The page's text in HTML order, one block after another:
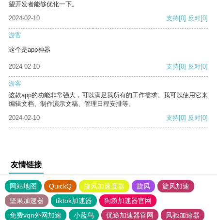
望开发者能够优化一下。
2024-02-10
支持[0] 反对[0]
游客
这个是app神器
2024-02-10 支持[0] 反对[0]
游客
这款app的功能非常强大，可以满足我所有的工作需求。我可以使用它来
编辑文档、制作演示文稿、管理日程安排等。
2024-02-10
支持[0] 反对[0]
友情链接
网站地图 QuickQ 旋风加速度器 旋风
旋风加速
坚果加速器
tiktok加速器
狗急加速器官网
免费vqn外网加速
小蓝鸟 优途加速器官网
风驰加速器